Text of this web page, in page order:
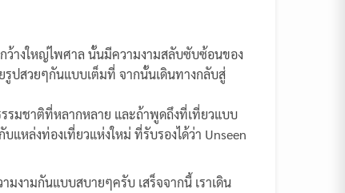
ว้างใหญ่ไพศาล นั้นมีความงามสลับซับซ้อนของ
รูปสวยๆกันแบบเต็มที่ จากนั้นเดินทางกลับสู่
รมชาติที่หลากหลาย และถ้าพูดถึงที่เที่ยวแบบ
หล่งท่องเที่ยวแห่งใหม่ ที่รับรองได้ว่า Unseen
งามกันแบบสบายๆครับ เสร็จจากนี้ เราเดิน